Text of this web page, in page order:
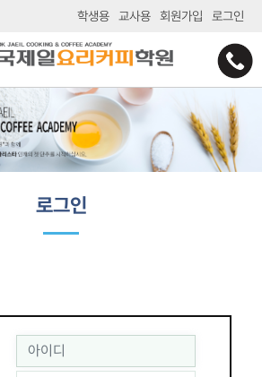
학생용 교사용 회원가입 로그인
로그인